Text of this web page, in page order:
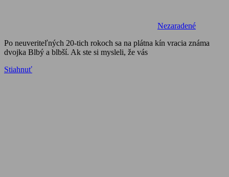
Nezaradené
Po neuveriteľných 20-tich rokoch sa na plátna kín vracia známa
dvojka Blbý a blbší. Ak ste si mysleli, že vás
Stiahnuť